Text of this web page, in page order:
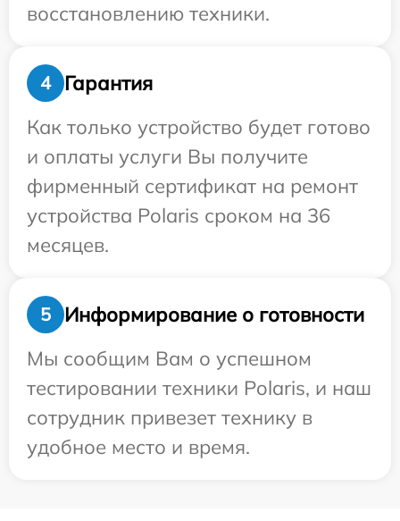
восстановлению техники.
4
Гарантия
Как только устройство будет готово
и оплаты услуги Вы получите
фирменный сертификат на ремонт
устройства Polaris сроком на 36
месяцев.
5
Информирование о готовности
Мы сообщим Вам о успешном
тестировании техники Polaris, и наш
сотрудник привезет технику в
удобное место и время.